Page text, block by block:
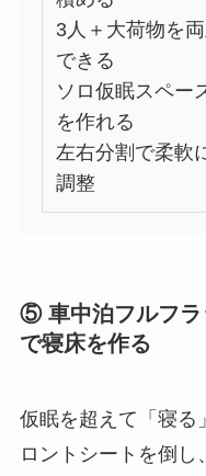
3人＋大荷物を
できる
ソロ仮眠スペー
を作れる
左右分割で柔軟
調整
⑤ 車中泊フルフラ
で寝床を作る
仮眠を超えて「寝る
ロントシートを倒